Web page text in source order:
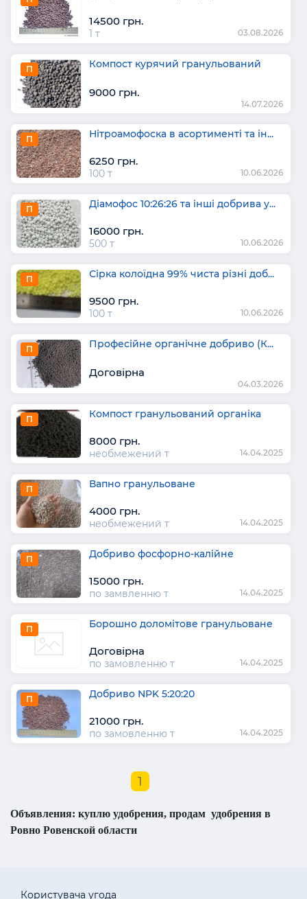
14500 грн.
1 т 03.08.2026
П Компост курячий гранульований
9000 грн.
14.07.2026
П Нітроамофоска в асортименті та ін...
6250 грн.
100 т 10.06.2026
П Діамофос 10:26:26 та інші добрива у...
16000 грн.
500 т 10.06.2026
П Сірка колоїдна 99% чиста різні доб...
9500 грн.
100 т 10.06.2026
П Професійне органічне добриво (К...
Договірна
04.03.2026
П Компост гранульований органіка
8000 грн.
необмежений т 14.04.2025
П Вапно гранульоване
4000 грн.
необмежений т 14.04.2025
П Добриво фосфорно-калійне
15000 грн.
по замвленню т 14.04.2025
П Борошно доломітове гранульоване
Договірна
по замовленню т 14.04.2025
П Добриво NPK 5:20:20
21000 грн.
по замовленню т 14.04.2025
1
Объявления: куплю удобрения, продам удобрения в
Ровно Ровенской области
Користувача угода